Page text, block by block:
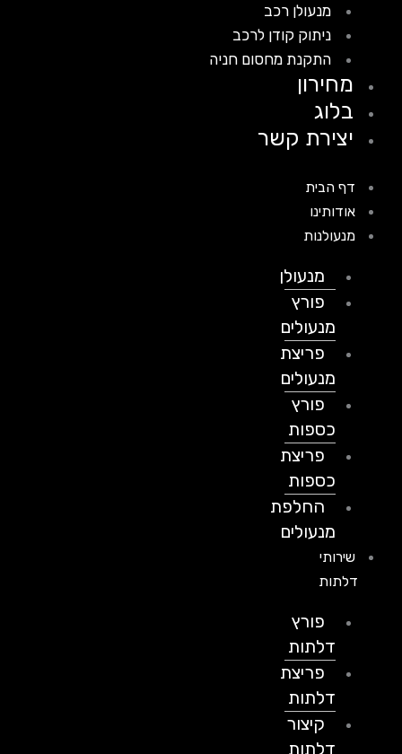
מנעולן רכב
ניתוק קודן לרכב
התקנת מחסום חניה
מחירון
בלוג
יצירת קשר
דף הבית
אודותינו
מנעולנות
מנעולן
פורץ
מנעולים
פריצת
מנעולים
פורץ
כספות
פריצת
כספות
החלפת
מנעולים
שירותי
דלתות
פורץ
דלתות
פריצת
דלתות
קיצור
דלתות